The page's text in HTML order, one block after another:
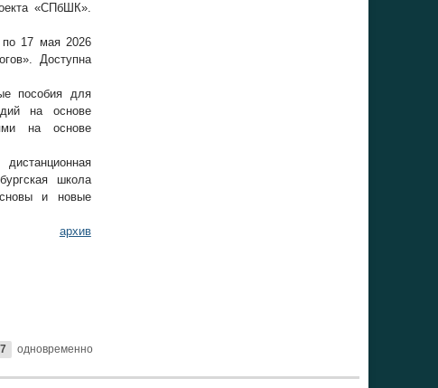
«СПбШК».
17 мая 2026
Доступна
пособия для
на основе
на основе
школа
и новые
архив
одновременно